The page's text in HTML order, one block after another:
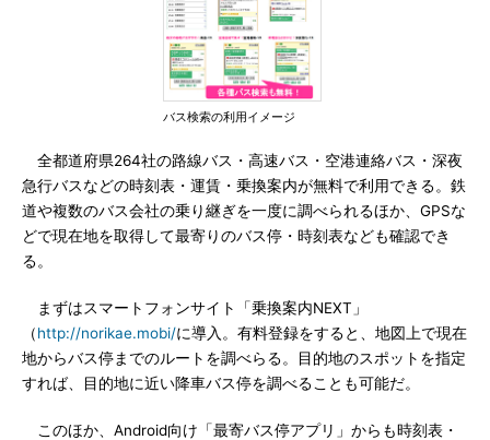
バス検索の利用イメージ
全都道府県264社の路線バス・高速バス・空港連絡バス・深夜
急行バスなどの時刻表・運賃・乗換案内が無料で利用できる。鉄
道や複数のバス会社の乗り継ぎを一度に調べられるほか、GPSな
どで現在地を取得して最寄りのバス停・時刻表なども確認でき
る。
まずはスマートフォンサイト「乗換案内NEXT」
（http://norikae.mobi/に導入。有料登録をすると、地図上で現在
地からバス停までのルートを調べらる。目的地のスポットを指定
すれば、目的地に近い降車バス停を調べることも可能だ。
このほか、Android向け「最寄バス停アプリ」からも時刻表・